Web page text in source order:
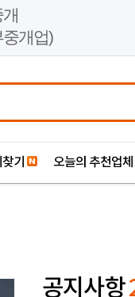
개업)
기 오늘의 추천업체
공지사항